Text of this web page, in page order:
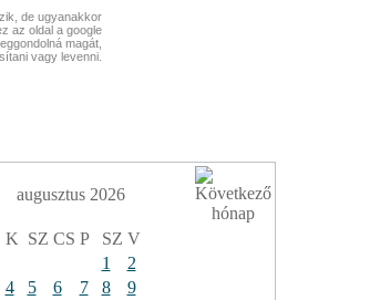
de ugyanakkor
az oldal a google
magát,
vagy levenni.
augusztus 2026
K SZ CS P SZ V
1
2
4 5 6 7 8
9